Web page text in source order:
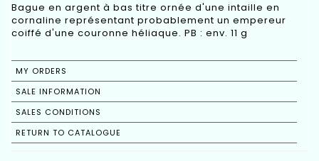
Bague en argent à bas titre ornée d'une intaille en
cornaline représentant probablement un empereur
coiffé d'une couronne héliaque. PB : env. 11 g
MY ORDERS
SALE INFORMATION
SALES CONDITIONS
RETURN TO CATALOGUE